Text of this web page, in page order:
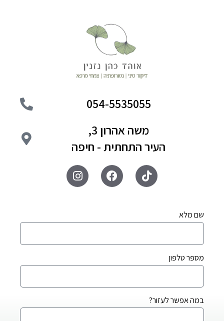
שם מלא
מספר טלפון
במה אפשר לעזור?
054-5535055
משה אהרון 3,
העיר התחתית - חיפה